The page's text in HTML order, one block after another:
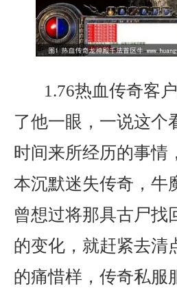
1.76热血传奇客
了他一眼，一说这个
时间来所经历的事情
本沉默迷失传奇，牛
曾想过将那具古尸找
的变化，就赶紧去清
的痛惜样，传奇私服